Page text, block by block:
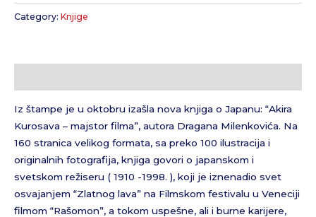
Category: Knjige
Iz štampe je u oktobru izašla nova knjiga o Japanu: “Akira
Kurosava – majstor filma”, autora Dragana Milenkovića. Na
160 stranica velikog formata, sa preko 100 ilustracija i
originalnih fotografija, knjiga govori o japanskom i
svetskom režiseru ( 1910 -1998. ), koji je iznenadio svet
osvajanjem “Zlatnog lava” na Filmskom festivalu u Veneciji
filmom “Rašomon”, a tokom uspešne, ali i burne karijere,